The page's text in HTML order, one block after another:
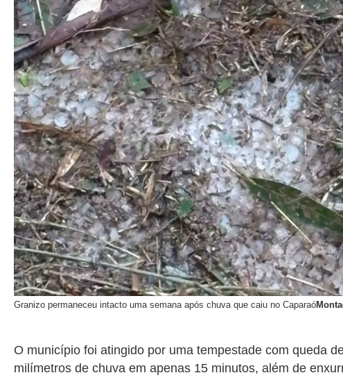
Granizo permaneceu intacto uma semana após chuva que caiu no Caparaó
O município foi atingido por uma tempestade com queda
milímetros de chuva em apenas 15 minutos, além de